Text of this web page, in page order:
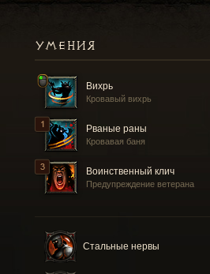
УМЕНИЯ
Вихрь
Кровавый вихрь
Рваные раны
Кровавая баня
Воинственный клич
Предупреждение ветерана
Стальные нервы